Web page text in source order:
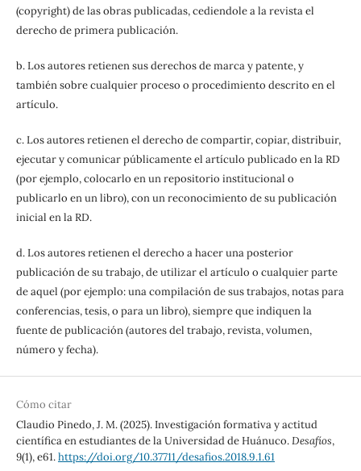
(copyright) de las obras publicadas, cediendole a la revista el
derecho de primera publicación.
b. Los autores retienen sus derechos de marca y patente, y
también sobre cualquier proceso o procedimiento descrito en el
artículo.
c. Los autores retienen el derecho de compartir, copiar, distribuir,
ejecutar y comunicar públicamente el artículo publicado en la RD
(por ejemplo, colocarlo en un repositorio institucional o
publicarlo en un libro), con un reconocimiento de su publicación
inicial en la RD.
d. Los autores retienen el derecho a hacer una posterior
publicación de su trabajo, de utilizar el artículo o cualquier parte
de aquel (por ejemplo: una compilación de sus trabajos, notas para
conferencias, tesis, o para un libro), siempre que indiquen la
fuente de publicación (autores del trabajo, revista, volumen,
número y fecha).
Cómo citar
Claudio Pinedo, J. M. (2025). Investigación formativa y actitud
científica en estudiantes de la Universidad de Huánuco.Desafíos,
9(1), e61.https://doi.org/10.37711/desafios.2018.9.1.61